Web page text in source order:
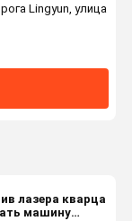
Lingyun, улица
лазера кварца
машину